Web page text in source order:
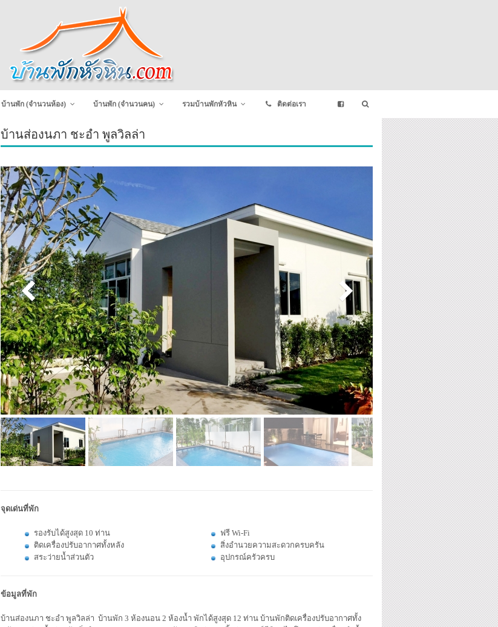
บ้านพัก (จำนวนห้อง) บ้านพัก (จำนวนคน) รวมบ้านพักหัวหิน ติดต่อเรา
บ้านส่องนภา ชะอำ พูลวิลล่า
จุดเด่นที่พัก
รองรับได้สูงสุด 10 ท่าน
ติดเครื่องปรับอากาศทั้งหลัง
สระว่ายน้ำส่วนตัว
ฟรี Wi-Fi
สิ่งอำนวยความสะดวกครบครัน
อุปกรณ์ครัวครบ
ข้อมูลที่พัก
บ้านส่องนภา ชะอำ พูลวิลล่า บ้านพัก 3 ห้องนอน 2 ห้องน้ำ พักได้สูงสุด 12 ท่าน บ้านพักติดเครื่องปรับอากาศทั้ง